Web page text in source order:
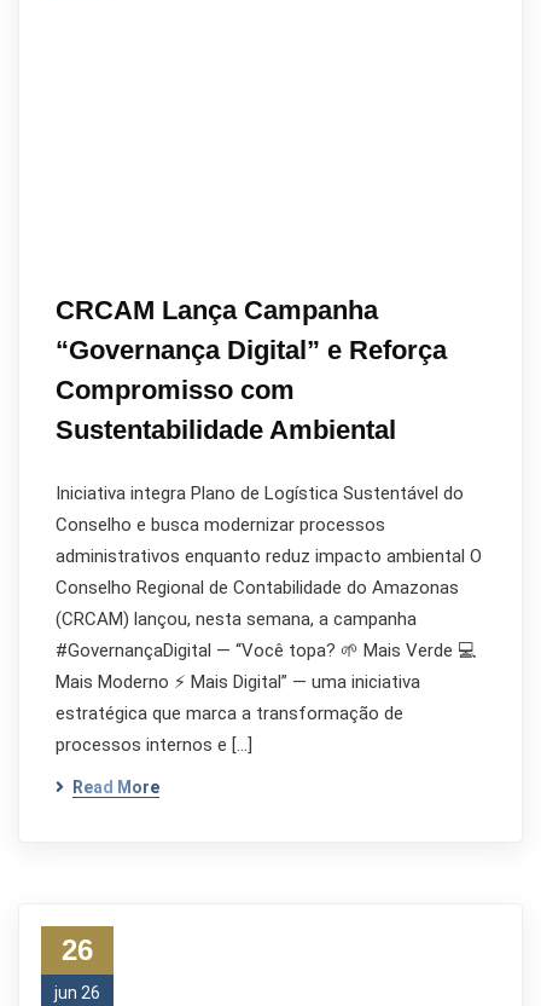
CRCAM Lança Campanha
“Governança Digital” e Reforça
Compromisso com
Sustentabilidade Ambiental
Iniciativa integra Plano de Logística Sustentável do
Conselho e busca modernizar processos
administrativos enquanto reduz impacto ambiental O
Conselho Regional de Contabilidade do Amazonas
(CRCAM) lançou, nesta semana, a campanha
#GovernançaDigital — “Você topa? 🌱 Mais Verde 💻
Mais Moderno ⚡ Mais Digital” — uma iniciativa
estratégica que marca a transformação de
processos internos e […]
Read More
26
jun 26